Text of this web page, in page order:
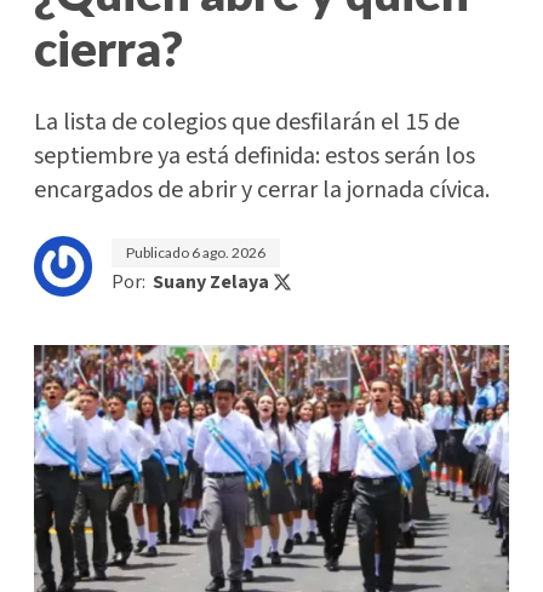
cierra?
La lista de colegios que desfilarán el 15 de
septiembre ya está definida: estos serán los
encargados de abrir y cerrar la jornada cívica.
Publicado 6 ago. 2026
Por: Suany Zelaya